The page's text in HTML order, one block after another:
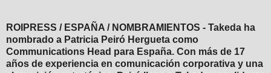
ROIPRESS / ESPAÑA / NOMBRAMIENTOS - Takeda ha
nombrado a Patricia Peiró Hergueta como
Communications Head para España. Con más de 17
años de experiencia en comunicación corporativa y una